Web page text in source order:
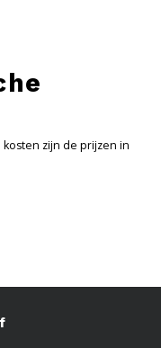
zijn de prijzen in